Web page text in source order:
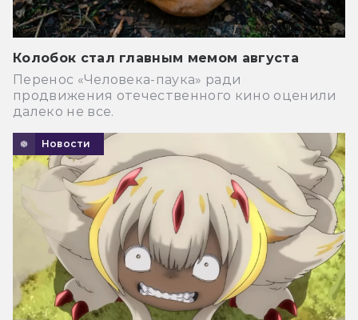
Колобок стал главным мемом августа
Перенос «Человека-паука» ради
продвижения отечественного кино оценили
далеко не все.
Новости